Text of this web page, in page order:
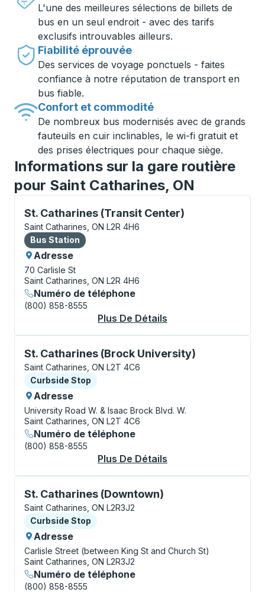
L'une des meilleures sélections de billets de
bus en un seul endroit - avec des tarifs
exclusifs introuvables ailleurs.
Fiabilité éprouvée
Des services de voyage ponctuels - faites
confiance à notre réputation de transport en
bus fiable.
Confort et commodité
De nombreux bus modernisés avec de grands
fauteuils en cuir inclinables, le wi-fi gratuit et
des prises électriques pour chaque siège.
Informations sur la gare routière
pour Saint Catharines, ON
St. Catharines (Transit Center)
Bus Station, utilisez les touches fléchées ou la
Saint Catharines, ON L2R 4H6
Bus Station
Bus Station
Adresse
70 Carlisle St
Saint Catharines, ON L2R 4H6
Numéro de téléphone
(800) 858-8555
Plus De Détails
St. Catharines (Brock University)
Curbside Stop, utilisez les touches fléchées ou la
Saint Catharines, ON L2T 4C6
Curbside Stop
Curbside Stop
Adresse
University Road W. & Isaac Brock Blvd. W.
Saint Catharines, ON L2T 4C6
Numéro de téléphone
(800) 858-8555
Plus De Détails
St. Catharines (Downtown)
Curbside Stop, utilisez les touches fléchées ou la
Saint Catharines, ON L2R3J2
Curbside Stop
Curbside Stop
Adresse
Carlisle Street (between King St and Church St)
Saint Catharines, ON L2R3J2
Numéro de téléphone
(800) 858-8555